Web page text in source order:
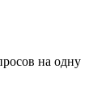
на одну